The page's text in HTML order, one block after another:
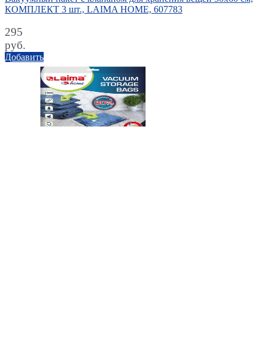
КОМПЛЕКТ 3 шт., LAIMA HOME, 607783
295
руб.
Добавить